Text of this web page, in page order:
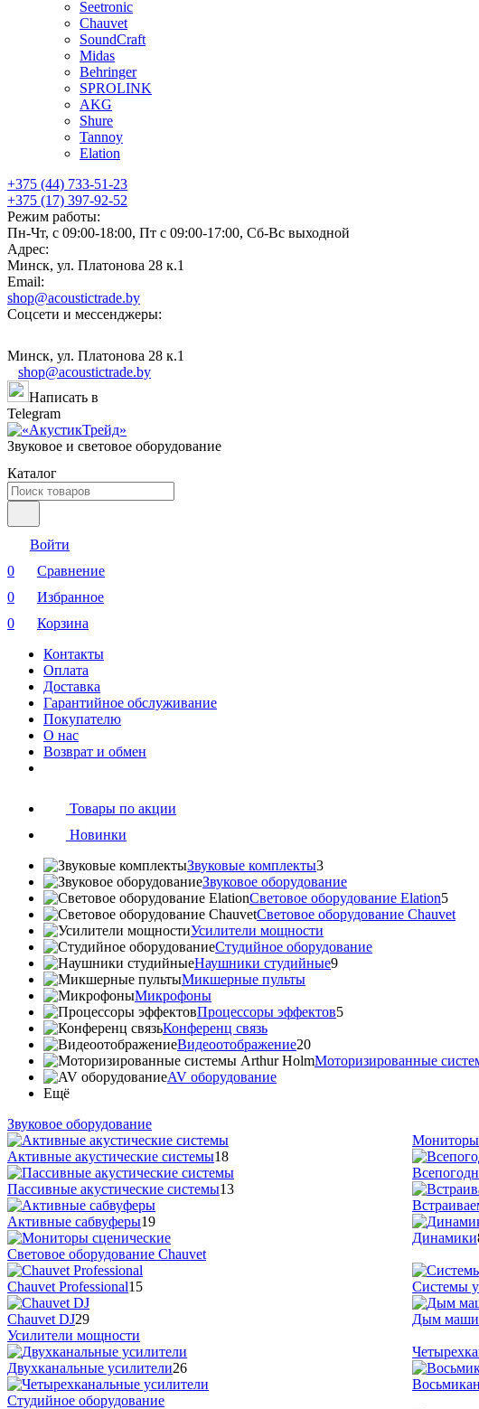
Seetronic
Chauvet
SoundCraft
Midas
Behringer
SPROLINK
AKG
Shure
Tannoy
Elation
+375 (44) 733-51-23
+375 (17) 397-92-52
Режим работы:
Пн-Чт, с 09:00-18:00, Пт с 09:00-17:00, Сб-Вс выходной
Адрес:
Минск, ул. Платонова 28 к.1
Email:
shop@acoustictrade.by
Соцсети и мессенджеры:
Минск, ул. Платонова 28 к.1
shop@acoustictrade.by
Написать в
Telegram
Звуковое и световое оборудование
Каталог
Войти
0
Сравнение
0
Избранное
0
Корзина
Контакты
Оплата
Доставка
Гарантийное обслуживание
Покупателю
О нас
Возврат и обмен
Товары по акции
Новинки
Звуковые комплекты3
Звуковое оборудование
Световое оборудование Elation5
Cветовое оборудование Chauvet
Усилители мощности
Студийное оборудование
Наушники студийные9
Микшерные пульты
Микрофоны
Процессоры эффектов5
Конференц связь
Видеоотображение20
Моторизированные
AV оборудование
Ещё
Звуковое оборудование
Активные акустические системы18
Пассивные акустические системы13
Активные сабвуферы19
Мониторы
Динамики
Cветовое оборудование Chauvet
Chauvet Professional15
Chauvet DJ29
Системы
Дым
Усилители мощности
Двухканальные усилители26
Студийное оборудование